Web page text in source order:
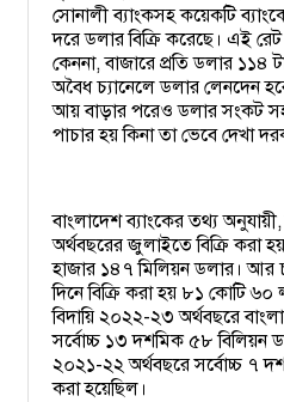
সোনালী ব্যাংকসহ কয়েকটি
দরে ডলার বিক্রি করেছে। এই
কেননা, বাজারে প্রতি ডলার ১১৪
অবৈধ চ্যানেলে ডলার লেনদেন
আয় বাড়ার পরেও ডলার সংকট
পাচার হয় কিনা তা ভেবে দেখা
বাংলাদেশ ব্যাংকের তথ্য
অর্থবছরের জুলাইতে বিক্রি করা
হাজার ১৪৭ মিলিয়ন ডলার।
দিনে বিক্রি করা হয় ৮১ কোটি
বিদায়ি ২০২২-২৩ অর্থবছরে
সর্বোচ্চ ১৩ দশমিক ৫৮ বিলিয়ন
২০২১-২২ অর্থবছরে সর্বোচ্চ ৭
করা হয়েছিল।